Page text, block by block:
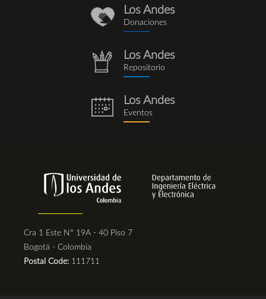
donaciones_1.png
Los Andes
Donaciones
repositorio.png
Los Andes
Repositorio
eventos.png
Los Andes
Eventos
Cra 1 Este N° 19A - 40 Piso 7
Bogotá - Colombia
Postal Code: 111711